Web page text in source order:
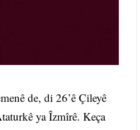
de, di 26’ê Çileyê
ya Îzmîrê. Keça